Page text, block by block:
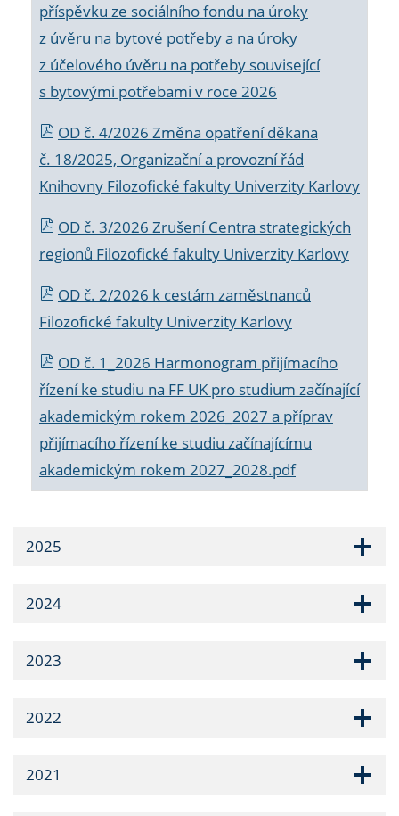
příspěvku ze sociálního fondu na úroky
z úvěru na bytové potřeby a na úroky
z účelového úvěru na potřeby související
s bytovými potřebami v roce 2026
OD č. 4/2026 Změna opatření děkana
č. 18/2025, Organizační a provozní řád
Knihovny Filozofické fakulty Univerzity Karlovy
OD č. 3/2026 Zrušení Centra strategických
regionů Filozofické fakulty Univerzity Karlovy
OD č. 2/2026 k cestám zaměstnanců
Filozofické fakulty Univerzity Karlovy
OD č. 1_2026 Harmonogram přijímacího
řízení ke studiu na FF UK pro studium začínající
akademickým rokem 2026_2027 a příprav
přijímacího řízení ke studiu začínajícímu
akademickým rokem 2027_2028.pdf
2025
2024
2023
2022
2021